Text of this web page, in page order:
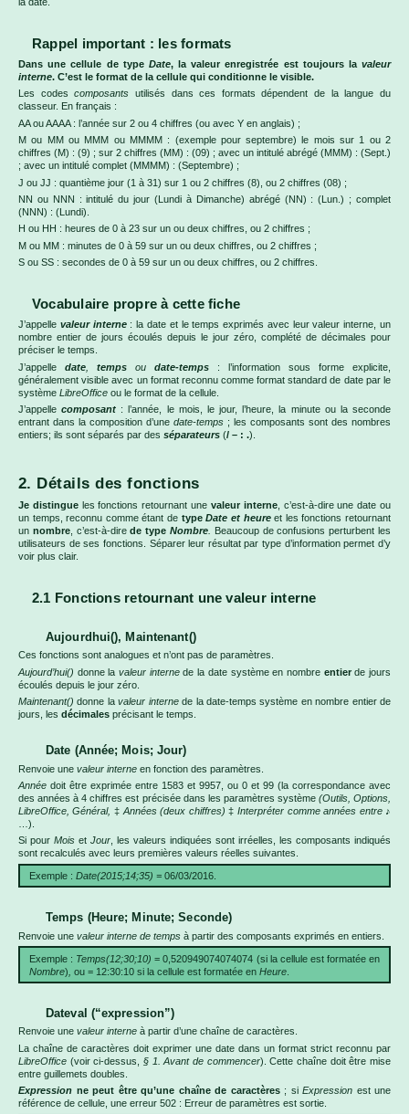
Rappel important : les formats
Dans une cellule de type Date, la valeur enregistrée est toujours lavaleur
interne. C’est le format de la cellule qui conditionne le visible.
Les codescomposants utilisés dans ces formats dépendent de la langue du
classeur. En français :
AA ou AAAA : l’année sur 2 ou 4 chiffres (ou avec Y en anglais) ;
M ou MM ou MMM ou MMMM : (exemple pour septembre) le mois sur 1 ou 2
chiffres (M) : (9) ; sur 2 chiffres (MM) : (09) ; avec un intitulé abrégé (MMM) : (Sept.)
; avec un intitulé complet (MMMM) : (Septembre) ;
J ou JJ : quantième jour (1 à 31) sur 1 ou 2 chiffres (8), ou 2 chiffres (08) ;
NN ou NNN : intitulé du jour (Lundi à Dimanche) abrégé (NN) : (Lun.) ; complet
(NNN) : (Lundi).
H ou HH : heures de 0 à 23 sur un ou deux chiffres, ou 2 chiffres ;
M ou MM : minutes de 0 à 59 sur un ou deux chiffres, ou 2 chiffres ;
S ou SS : secondes de 0 à 59 sur un ou deux chiffres, ou 2 chiffres.
Vocabulaire propre à cette fiche
J’appelle valeur interne : la date et le temps exprimés avec leur valeur interne, un
nombre entier de jours écoulés depuis le jour zéro, complété de décimales pour
préciser le temps.
J’appelle date temps ou date-temps : l’information sous forme explicite,
généralement visible avec un format reconnu comme format standard de date par le
système LibreOffice ou le format de la cellule.
J’appellecomposant : l’année, le mois, le jour, l’heure, la minute ou la seconde
entrant dans la composition d’une date-temps ; les composants sont des nombres
entiers; ils sont séparés par des séparateurs (/ – : .).
2. Détails des fonctions
Je distingueles fonctions retournant une valeur interne, c’est-à-dire une date ou
un temps, reconnu comme étant de typeDate et heure et les fonctions retournant
un nombre, c’est-à-direde typeNombre
Beaucoup de confusions perturbent les
utilisateurs de ses fonctions. Séparer leur résultat par type d’information permet d’y
voir plus clair.
2.1 Fonctions retournant une valeur interne
Aujourdhui(), Maintenant()
Ces fonctions sont analogues et n’ont pas de paramètres.
Aujourd’hui() donne lavaleur internede la date système en nombre entierde jours
écoulés depuis le jour zéro.
Maintenant() donne lavaleur internede la date-temps système en nombre entier de
jours, les décimales précisant le temps.
Date (Année; Mois; Jour)
Renvoie une valeur interne en fonction des paramètres.
Année doit être exprimée entre 1583 et 9957, ou 0 et 99 (la correspondance avec
des années à 4 chiffres est précisée dans les paramètres système (Outils, Options,
LibreOffice, Général, ‡ Années (deux chiffres) ‡Interpréter comme années entre♪
…).
Si pour Mois et Jour , les valeurs indiquées sont irréelles, les composants indiqués
sont recalculés avec leurs premières valeurs réelles suivantes.
Exemple : Date(2015;14;35) = 06/03/2016.
Temps (Heure; Minute; Seconde)
Renvoie une valeur interne de temps à partir des composants exprimés en entiers.
Exemple : Temps(12;30;10)= 0,520949074074074 (si la cellule est formatée en
Nombre) ou = 12:30:10 si la cellule est formatée en Heure
Dateval (“expression”)
Renvoie une valeur interne à partir d’une chaîne de caractères.
La chaîne de caractères doit exprimer une date dans un format strict reconnu par
LibreOffice (voir ci-dessus,§ 1. Avant de commencer). Cette chaîne doit être mise
entre guillemets doubles.
Expression ne peut être qu’une chaîne de caractères; si Expression est une
référence de cellule, une erreur 502 : Erreur de paramètres est sortie.